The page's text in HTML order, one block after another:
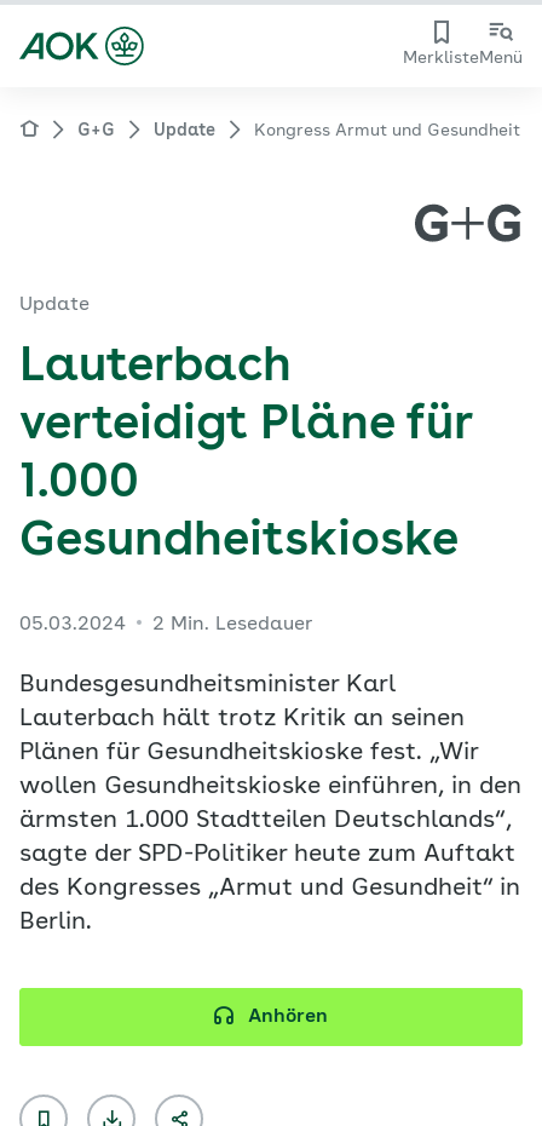
MerklisteMenü
G+G Update Kongress Armut und Gesundheit
Update
Lauterbach
verteidigt Pläne für
1.000
Gesundheitskioske
05.03.2024 2 Min. Lesedauer
Bundesgesundheitsminister Karl
Lauterbach hält trotz Kritik an seinen
Plänen für Gesundheitskioske fest. „Wir
wollen Gesundheitskioske einführen, in den
ärmsten 1.000 Stadtteilen Deutschlands“,
sagte der SPD-Politiker heute zum Auftakt
des Kongresses „Armut und Gesundheit“ in
Berlin.
Anhören